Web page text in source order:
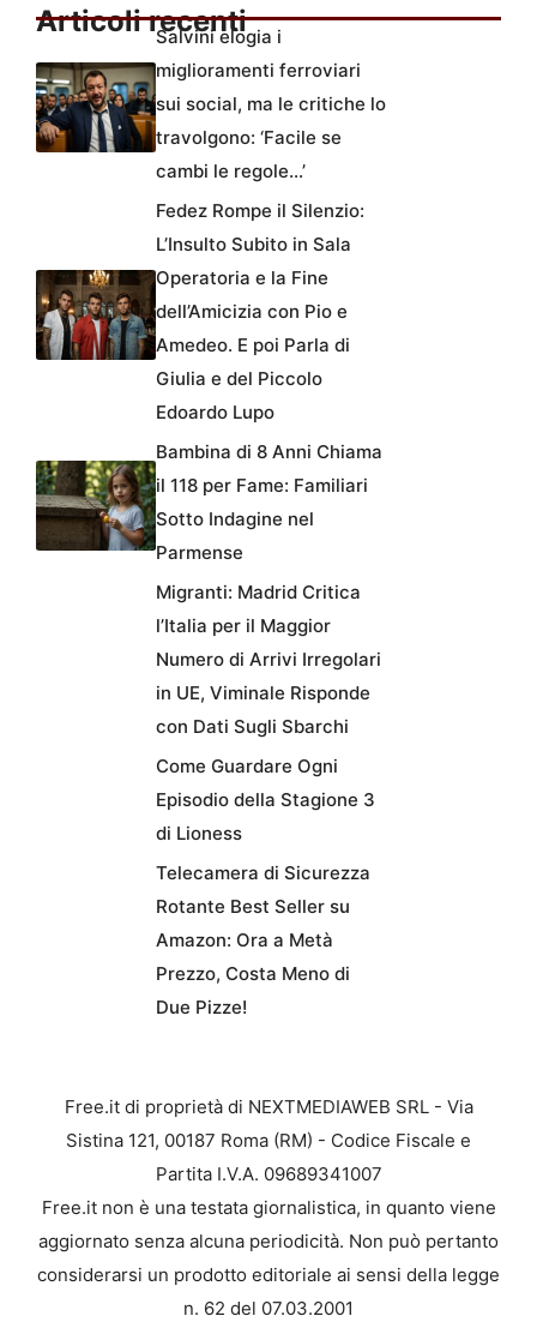
Articoli recenti
Salvini elogia i
miglioramenti ferroviari
sui social, ma le critiche lo
travolgono: ‘Facile se
cambi le regole…’
Fedez Rompe il Silenzio:
L’Insulto Subito in Sala
Operatoria e la Fine
dell’Amicizia con Pio e
Amedeo. E poi Parla di
Giulia e del Piccolo
Edoardo Lupo
Bambina di 8 Anni Chiama
il 118 per Fame: Familiari
Sotto Indagine nel
Parmense
Migranti: Madrid Critica
l’Italia per il Maggior
Numero di Arrivi Irregolari
in UE, Viminale Risponde
con Dati Sugli Sbarchi
Come Guardare Ogni
Episodio della Stagione 3
di Lioness
Telecamera di Sicurezza
Rotante Best Seller su
Amazon: Ora a Metà
Prezzo, Costa Meno di
Due Pizze!
Free.it di proprietà di NEXTMEDIAWEB SRL - Via
Sistina 121, 00187 Roma (RM) - Codice Fiscale e
Partita I.V.A. 09689341007
Free.it non è una testata giornalistica, in quanto viene
aggiornato senza alcuna periodicità. Non può pertanto
considerarsi un prodotto editoriale ai sensi della legge
n. 62 del 07.03.2001